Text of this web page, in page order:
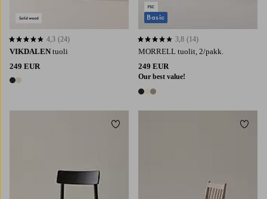
VIKDALEN tuoli
249 EUR
2 värejä
4,3 perustuen 24 arvosanaan
4,3 (24)
MORRELL tuolit, 2/pakk.
249 EUR
Our best value!
3 värejä
3,8 perustuen 14 arvosanaan
3,8 (14)
Basic
Lisää suosikkeihin Lisää